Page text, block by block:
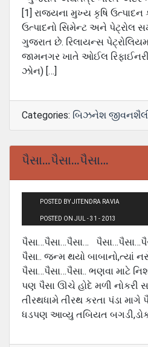
[1] રાજ્યના મુખ્ય કૃષિ
ઉત્પાદનો સિમેન્ટ અને પેટ્રોલ
ગુજરાત છે. રિલાયન્સ
જામનગર ખાતે ઓઈલ
ઝોન) […]
Categories: બિઝનેશ
પૈસા…પૈસા…પૈસા…
POSTED BY JITENDRA RAVIA
POSTED ON JUL - 31 - 2013
પૈસા…પૈસા…પૈસા…
પૈસા.. જન્મ થયો બાબાનો,ત્યાં
પૈસા…પૈસા…પૈસા.. ભણવા માટે
પણ પૈસા ઊચે હોદે મળી નોકરી
તીરથધામે તીરથ કરતા પંડા
ધડપણ આવ્યુ તબિયત